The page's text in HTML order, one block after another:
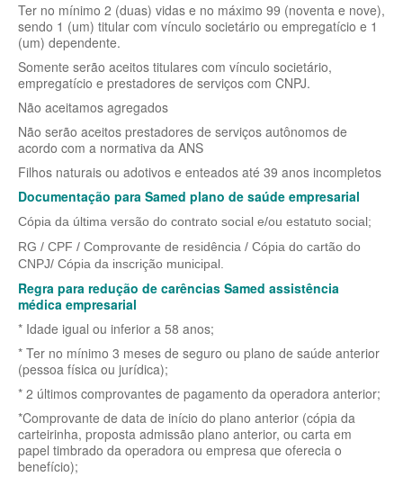
SANTA HELENA PLANO DE SAÚDE EMPRESARIAL
SÃO MIGUEL PLANO DE SAÚDE EMPRESARIAL
SOMPO PLANO DE SAÚDE EMPRESARIAL
TOTAL MEDCARE PLANO DE SAÚDE EMPRESARIAL
TRASMONTANO PLANO DE SAÚDE EMPRESARIAL
UNIHOSP PLANO DE SAÚDE EMPRESARIAL
UNIMED CENTRAL PLANO DE SAÚDE EMPRESARIAL
UNIMED GUARULHOS PLANO DE SAÚDE EMPRESARIAL
ÚNICA PLANO DE SAÚDE EMPRESARIAL
BIO SAÚDE PLANO DE SAÚDE INDIVIDUAL
BLUE MED PLANO DE SAÚDE INDIVIDUAL
CUIDAR ME PLANO DE SAÚDE INDIVIDUAL
CRUZ AZUL PLANO DE SAÚDE INDIVIDUAL
GARANTIA GS PLANO INDIVIDUAL
GNDI PLANO DE SAÚDE INDIVIDUAL
INTERCLINICAS PLANO DE SAÚDE INDIVIDUAL
KIPP PLANO DE SAÚDE INDIVIDUAL
MEDICAL HEALTH PLANO DE SAÚDE INDIVIDUAL
MED TOUR PLANO DE SAÚDE INDIVIDUAL
PLENA PLANO DE SAÚDE INDIVIDUAL
QSAUDE PLANO DE SAÚDE INDIVIDUAL
Ter no mínimo 2 (duas) vidas e no máximo 99 (noventa e nove),
sendo 1 (um) titular com vínculo societário ou empregatício e 1
(um) dependente.
Somente serão aceitos titulares com vínculo societário,
empregatício e prestadores de serviços com CNPJ.
Não aceitamos agregados
Não serão aceitos prestadores de serviços autônomos de
acordo com a normativa da ANS
Filhos naturais ou adotivos e enteados até 39 anos incompletos
Documentação para Samed plano de saúde empresarial
Cópia da última versão do contrato social e/ou estatuto social;
RG / CPF / Comprovante de residência / Cópia do cartão do
CNPJ/ Cópia da inscrição municipal.
Regra para redução de carências Samed assistência
médica empresarial
* Idade igual ou inferior a 58 anos;
* Ter no mínimo 3 meses de seguro ou plano de saúde anterior
(pessoa física ou jurídica);
* 2 últimos comprovantes de pagamento da operadora anterior;
*Comprovante de data de início do plano anterior (cópia da
carteirinha, proposta admissão plano anterior, ou carta em
papel timbrado da operadora ou empresa que oferecia o
benefício);